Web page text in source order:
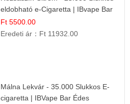
eldobható e-Cigaretta | IBvape Bar
Ft 5500.00
Eredeti ár： Ft 11932.00
Málna Lekvár - 35.000 Slukkos E-
cigaretta | IBVape Bar Édes